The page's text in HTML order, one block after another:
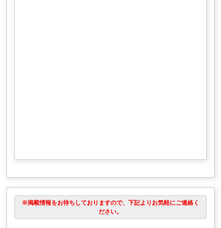
※掲載情報をお待ちしておりますので、下記よりお気軽にご連絡く
ださい。